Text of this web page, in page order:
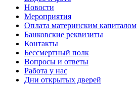
Новости
Мероприятия
Оплата материнским капиталом
Банковские реквизиты
Контакты
Бессмертный полк
Вопросы и ответы
Работа у нас
Дни открытых дверей